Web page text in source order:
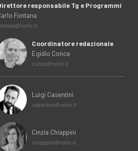
responsabile Tg e Programmi
Fontana
Coordinatore redazionale
Egidio Conca
conca@noitv.it
Luigi Casentini
casentini@noitv.it
Cinzia Chiappini
chiappini@noitv.it